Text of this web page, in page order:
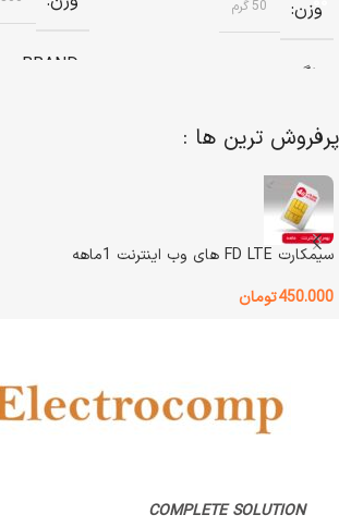
وزن 50 گرم
رنگ
آفتابی (سفید گرم)
مهتابی (سفید
سرد)
BRAND
اصالت کالا
پرفروش ترین ها :
سیمکارت FD LTE های وب اینترنت 1ماهه
450.000تومان
COMPLETE SOLUTION